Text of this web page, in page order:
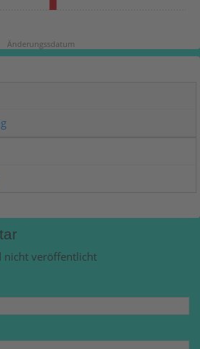
nicht veröffentlicht